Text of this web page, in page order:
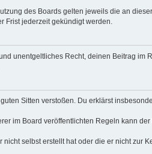
des Boards gelten jeweils die an
Frist jederzeit gekündigt werden.
unentgeltliches Recht, deinen Beitrag im
Sitten verstoßen. Du erklärst
im Board veröffentlichten Regeln kann
selbst erstellt hat oder die er nicht zur